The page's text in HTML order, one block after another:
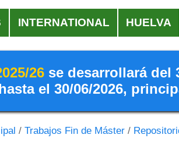
INTERNATIONAL HUELVA
26se desarrollará del
el 30/06/2026,
/Trabajos Fin de Máster /